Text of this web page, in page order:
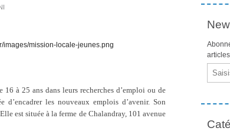
16 à 25 ans dans leurs recherches d’emploi ou de
d’encadrer les nouveaux emplois d’avenir. Son
est située à la ferme de Chalandray, 101 avenue
Email